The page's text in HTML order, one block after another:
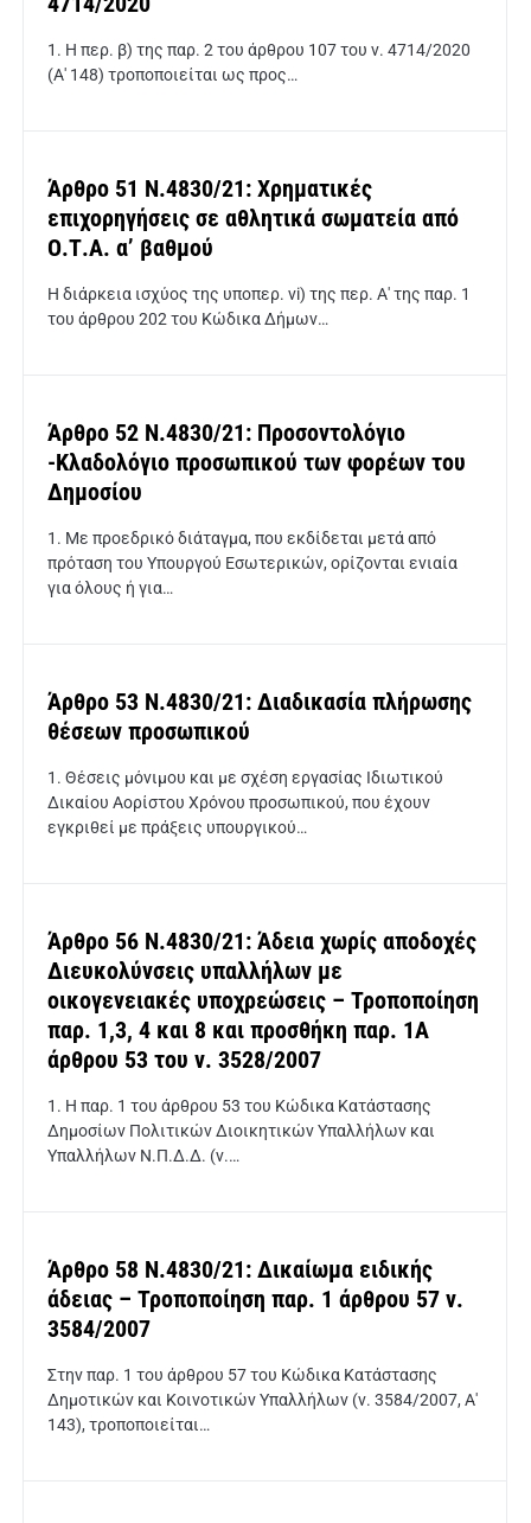
1. Η περ. β) της παρ. 2 του άρθρου 107 του ν. 4714/2020
(Α' 148) τροποποιείται ως προς…
Άρθρο 51 Ν.4830/21: Χρηματικές
επιχορηγήσεις σε αθλητικά σωματεία από
Ο.Τ.Α. α’ βαθμού
Η διάρκεια ισχύος της υποπερ. vi) της περ. Α' της παρ. 1
του άρθρου 202 του Κώδικα Δήμων…
Άρθρο 52 Ν.4830/21: Προσοντολόγιο
-Κλαδολόγιο προσωπικού των φορέων του
Δημοσίου
1. Με προεδρικό διάταγμα, που εκδίδεται μετά από
πρόταση του Υπουργού Εσωτερικών, ορίζονται ενιαία
για όλους ή για…
Άρθρο 53 Ν.4830/21: Διαδικασία πλήρωσης
θέσεων προσωπικού
1. Θέσεις μόνιμου και με σχέση εργασίας Ιδιωτικού
Δικαίου Αορίστου Χρόνου προσωπικού, που έχουν
εγκριθεί με πράξεις υπουργικού…
Άρθρο 56 Ν.4830/21: Άδεια χωρίς αποδοχές
Διευκολύνσεις υπαλλήλων με
οικογενειακές υποχρεώσεις – Τροποποίηση
παρ. 1,3, 4 και 8 και προσθήκη παρ. 1Α
άρθρου 53 του ν. 3528/2007
1. Η παρ. 1 του άρθρου 53 του Κώδικα Κατάστασης
Δημοσίων Πολιτικών Διοικητικών Υπαλλήλων και
Υπαλλήλων Ν.Π.Δ.Δ. (ν.…
Άρθρο 58 Ν.4830/21: Δικαίωμα ειδικής
άδειας – Τροποποίηση παρ. 1 άρθρου 57 ν.
3584/2007
Στην παρ. 1 του άρθρου 57 του Κώδικα Κατάστασης
Δημοτικών και Κοινοτικών Υπαλλήλων (ν. 3584/2007, Α'
143), τροποποιείται…